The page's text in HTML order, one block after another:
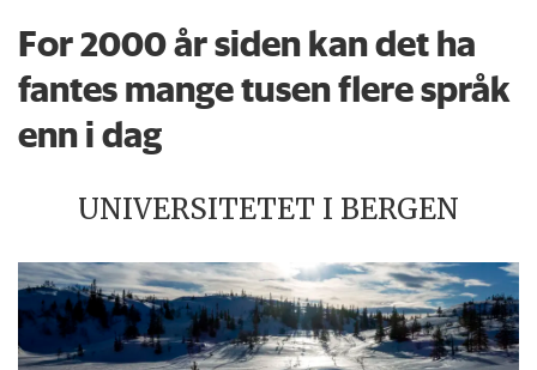
For 2000 år siden kan det ha
fantes mange tusen flere språk
enn i dag
UNIVERSITETET I BERGEN